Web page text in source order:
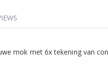
mok met 6x tekening van